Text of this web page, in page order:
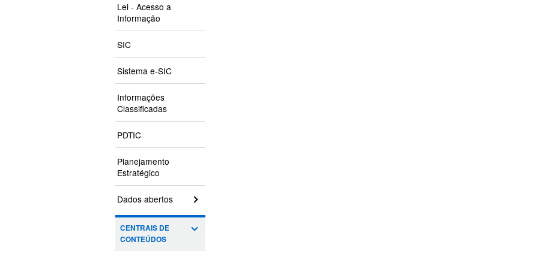
Lei - Acesso a
Informação
SIC
Sistema e-SIC
Informações
Classificadas
PDTIC
Planejamento
Estratégico
Dados abertos
CENTRAIS DE
CONTEÚDOS